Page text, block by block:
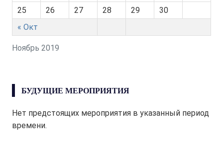
Ноябрь 2019
« Окт
25
26 27 28 29 30
БУДУЩИЕ МЕРОПРИЯТИЯ
Нет предстоящих мероприятия в указанный период
времени.